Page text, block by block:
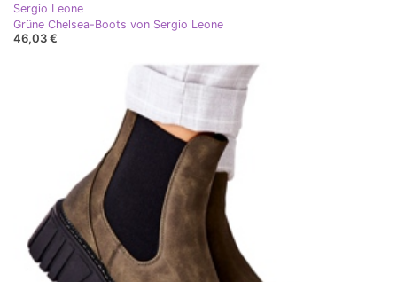
Sergio Leone
Grüne Chelsea-Boots von Sergio Leone
46,03 €